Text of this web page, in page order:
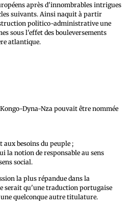
après d'innombrables intrigues
suivants. Ainsi naquit à partir
politico-administrative une
sous l'effet des bouleversements
atlantique.
Dyna-Nza pouvait être nommée
besoins du peuple ;
la notion de responsable au sens
social.
la plus répandue dans la
serait qu'une traduction portugaise
quelconque autre titulature.